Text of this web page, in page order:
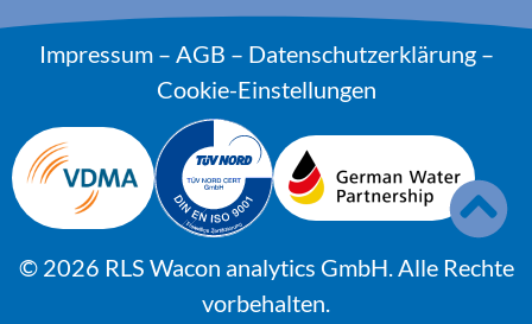
Impressum– AGB – Datenschutzerklärung–
Cookie-Einstellungen
© 2026 RLS Wacon analytics GmbH. Alle Rechte
vorbehalten.